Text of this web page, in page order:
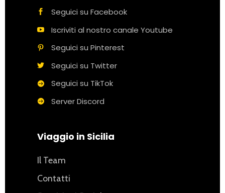
Seguici su Facebook
Iscriviti al nostro canale Youtube
Seguici su Pinterest
Seguici su Twitter
Seguici su TikTok
Server Discord
Viaggio in Sicilia
Il Team
Contatti